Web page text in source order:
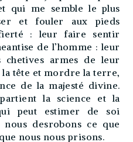
qui me semble le plus
et fouler aux pieds
fierté : leur faire sentir
de l’homme : leur
chetives armes de leur
tête et mordre la terre,
de la majesté divine.
la science et la
peut estimer de soi
desrobons ce que
nous nous prisons.